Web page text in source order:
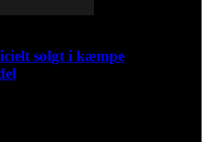
solgt i kæmpe